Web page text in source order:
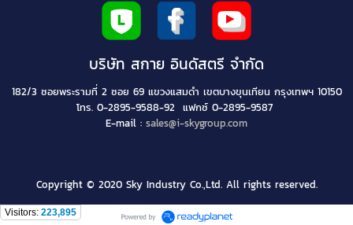
บริษัท สกาย อินดัสตรี จำกัด
182/3 ซอยพระรามที่ 2 ซอย 69 แขวงแสมดำ เขตบางขุนเทียน กรุงเทพฯ 10150
โทร. 0-2895-9588-92 แฟกซ์ 0-2895-9587
E-mail : sales@i-skygroup.com
Copyright © 2020 Sky Industry Co.,Ltd. All rights reserved.
Visitors: 223,895